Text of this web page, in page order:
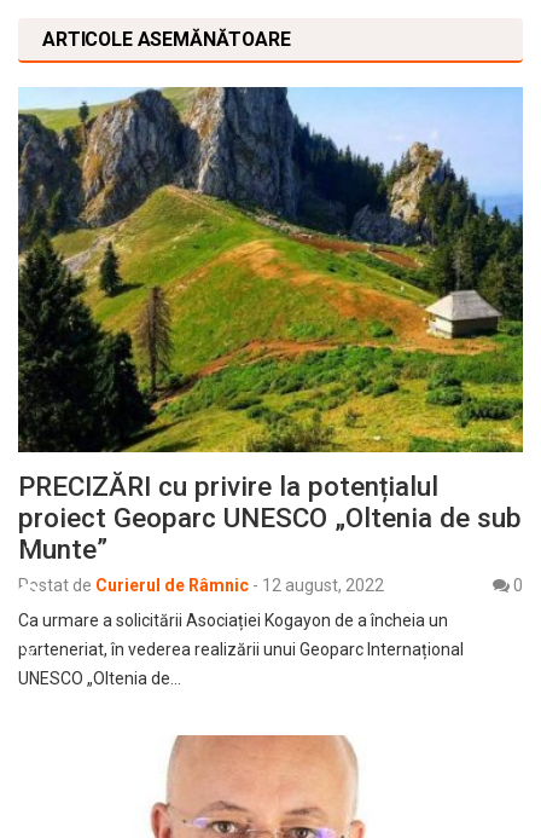
ARTICOLE ASEMĂNĂTOARE
PRECIZĂRI cu privire la potențialul
proiect Geoparc UNESCO „Oltenia de sub
Munte”
Postat de Curierul de Râmnic - 12 august, 2022
0
Ca urmare a solicitării Asociației Kogayon de a încheia un
parteneriat, în vederea realizării unui Geoparc Internațional
UNESCO „Oltenia de…